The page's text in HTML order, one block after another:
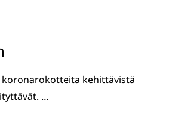
kehittävistä
…